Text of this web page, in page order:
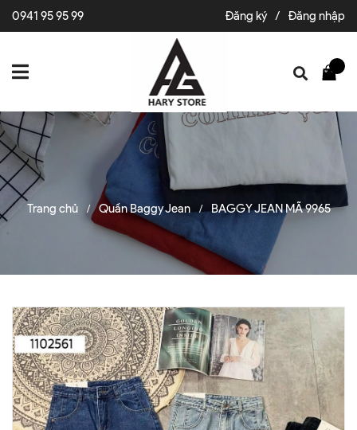
0941 95 95 99 Đăng ký / Đăng nhập
Trang chủ / Quần Baggy Jean / BAGGY JEAN MÃ 9965